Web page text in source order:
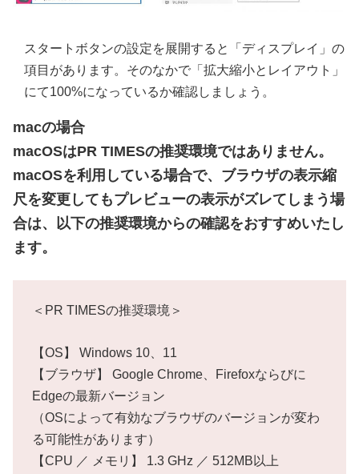
スタートボタンの設定を展開すると「ディスプレイ」の
項目があります。そのなかで「拡大縮小とレイアウト」
にて100%になっているか確認しましょう。
macの場合
macOSはPR TIMESの推奨環境ではありません。
macOSを利用している場合で、ブラウザの表示縮
尺を変更してもプレビューの表示がズレてしまう場
合は、以下の推奨環境からの確認をおすすめいたし
ます。
＜PR TIMESの推奨環境＞
【OS】 Windows 10、11
【ブラウザ】 Google Chrome、Firefoxならびに
Edgeの最新バージョン
（OSによって有効なブラウザのバージョンが変わ
る可能性があります）
【CPU ／ メモリ】 1.3 GHz ／ 512MB以上